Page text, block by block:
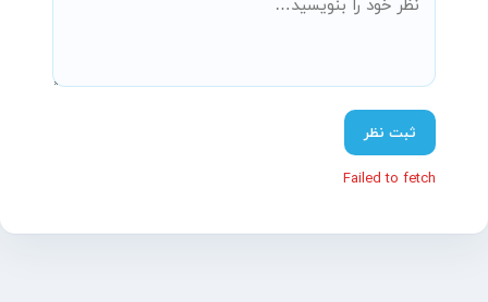
ثبت نظر
Failed to fetch
معمولاً در چند دقیقه پاسخ می‌دهیم